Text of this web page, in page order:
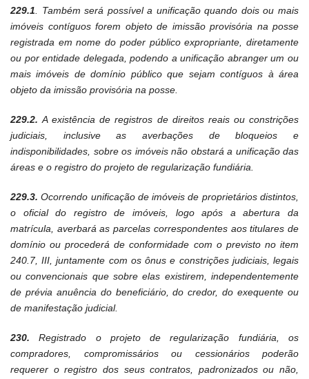
229.1 . Também será possível a unificação quando dois ou mais
imóveis contíguos forem objeto de imissão provisória na posse
registrada em nome do poder público expropriante, diretamente
ou por entidade delegada, podendo a unificação abranger um ou
mais imóveis de domínio público que sejam contíguos à área
objeto da imissão provisória na posse.
229.2.A existência de registros de direitos reais ou constrições
judiciais, inclusive as averbações de bloqueios e
indisponibilidades, sobre os imóveis não obstará a unificação das
áreas e o registro do projeto de regularização fundiária.
229.3.Ocorrendo unificação de imóveis de proprietários distintos,
o oficial do registro de imóveis, logo após a abertura da
matrícula, averbará as parcelas correspondentes aos titulares de
domínio ou procederá de conformidade com o previsto no item
240.7, III, juntamente com os ônus e constrições judiciais, legais
ou convencionais que sobre elas existirem, independentemente
de prévia anuência do beneficiário, do credor, do exequente ou
de manifestação judicial.
230.Registrado o projeto de regularização fundiária, os
compradores, compromissários ou cessionários poderão
requerer o registro dos seus contratos, padronizados ou não,